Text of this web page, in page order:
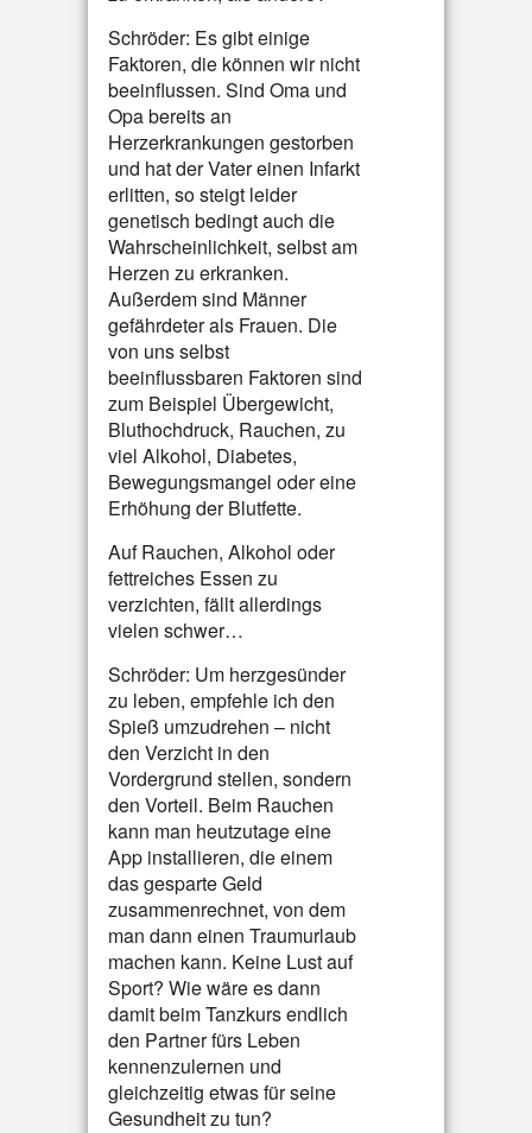
Schröder: Es gibt einige
Faktoren, die können wir nicht
beeinflussen. Sind Oma und
Opa bereits an
Herzerkrankungen gestorben
und hat der Vater einen Infarkt
erlitten, so steigt leider
genetisch bedingt auch die
Wahrscheinlichkeit, selbst am
Herzen zu erkranken.
Außerdem sind Männer
gefährdeter als Frauen. Die
von uns selbst
beeinflussbaren Faktoren sind
zum Beispiel Übergewicht,
Bluthochdruck, Rauchen, zu
viel Alkohol, Diabetes,
Bewegungsmangel oder eine
Erhöhung der Blutfette.
Auf Rauchen, Alkohol oder
fettreiches Essen zu
verzichten, fällt allerdings
vielen schwer…
Schröder: Um herzgesünder
zu leben, empfehle ich den
Spieß umzudrehen – nicht
den Verzicht in den
Vordergrund stellen, sondern
den Vorteil. Beim Rauchen
kann man heutzutage eine
App installieren, die einem
das gesparte Geld
zusammenrechnet, von dem
man dann einen Traumurlaub
machen kann. Keine Lust auf
Sport? Wie wäre es dann
damit beim Tanzkurs endlich
den Partner fürs Leben
kennenzulernen und
gleichzeitig etwas für seine
Gesundheit zu tun?